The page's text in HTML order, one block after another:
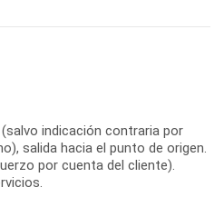
indicación contraria por
salida hacia el punto de origen.
por cuenta del cliente).